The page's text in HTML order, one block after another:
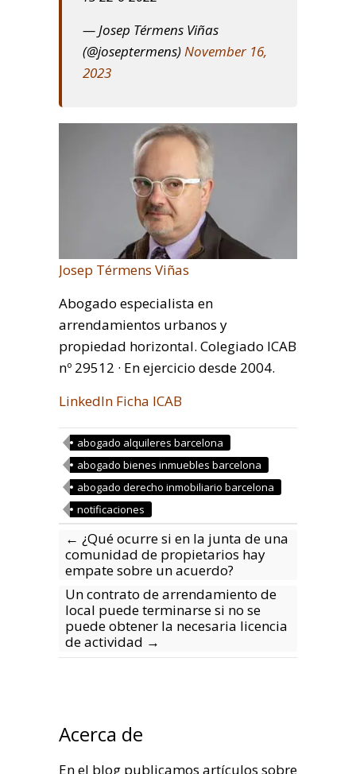
— Josep Térmens Viñas
(@joseptermens)November 16,
2023
Josep Térmens Viñas
Abogado especialista en
arrendamientos urbanos y
propiedad horizontal. Colegiado ICAB
nº 29512 · En ejercicio desde 2004.
LinkedIn Ficha ICAB
abogado alquileres barcelona
abogado bienes inmuebles barcelona
abogado derecho inmobiliario barcelona
notificaciones
← ¿Qué ocurre si en la junta de una
comunidad de propietarios hay
empate sobre un acuerdo?
Un contrato de arrendamiento de
local puede terminarse si no se
puede obtener la necesaria licencia
de actividad →
Acerca de
En el blog publicamos artículos sobre